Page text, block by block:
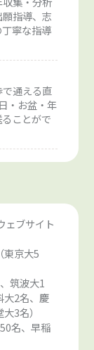
指導、志
寧な指導
通える直
・お盆・年
ことがで
ェブサイト
京大5
筑波大1
大2名、慶
3名）
名、早稲